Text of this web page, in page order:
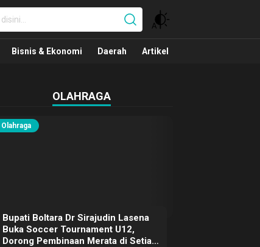
Bisnis & Ekonomi Daerah Artikel
OLAHRAGA
Olahraga
Bupati Boltara Dr Sirajudin Lasena
Buka Soccer Tournament U12,
Dorong Pembinaan Merata di Setiap